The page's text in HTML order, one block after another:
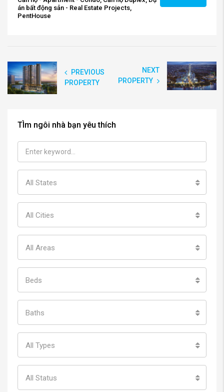
án bất động sản - Real Estate Projects,
PentHouse
PREVIOUS
PROPERTY
NEXT
PROPERTY
TÌm ngôi nhà bạn yêu thích
All States
All Cities
All Areas
Beds
Baths
All Types
All Status